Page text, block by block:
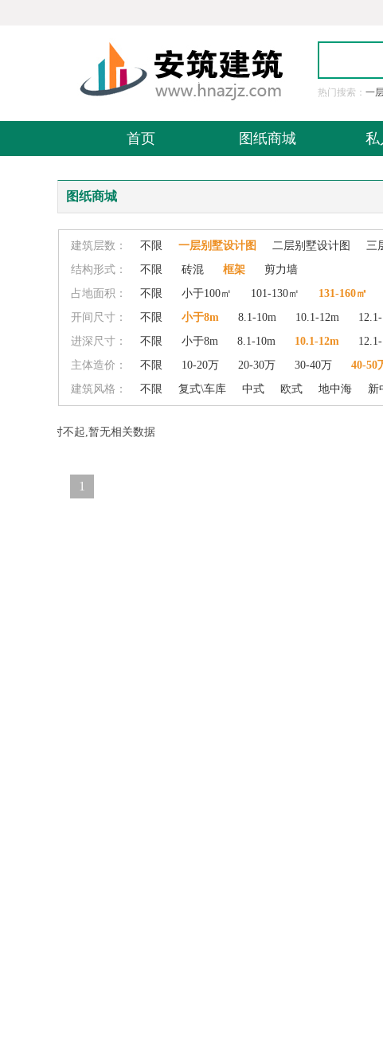
热门搜索： 一
首页 图纸商城 私
图纸商城
建筑层数： 不限 一层别墅设计图 二层别墅设计图 三
结构形式：
不限 砖混 框架
剪力墙
占地面积：
不限 小于100㎡ 101-130㎡ 131-160㎡
开间尺寸：
不限 小于8m 8.1-10m 10.1-12m
进深尺寸：
不限 小于8m 8.1-10m 10.1-12m
主体造价：
不限 10-20万 20-30万 30-40万 40-50
建筑风格：
不限 复式\车库 中式 欧式 地中海 新
对不起,暂无相关数据
1